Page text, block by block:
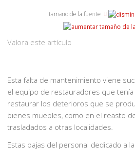
tamaño de la fuente
Valora este artículo
Esta falta de mantenimiento viene
el equipo de restauradores que tenía
restaurar los deterioros que se
bienes muebles, como en el reasto
trasladados a otras localidades.
Estas bajas del personal dedicado a